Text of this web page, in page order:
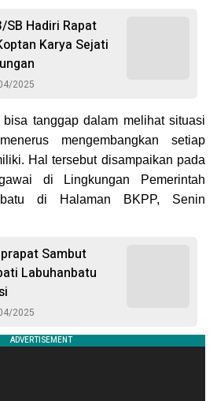
SB Hadiri Rapat
Karya Sejati
2025
tanggap dalam melihat situasi
mengembangkan setiap
Hal tersebut disampaikan pada
di Lingkungan Pemerintah
di Halaman BKPP, Senin
Sambut
Labuhanbatu
2025